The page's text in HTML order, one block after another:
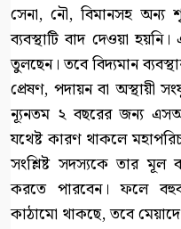
সেনা, নৌ, বিমানসহ অন্য
ব্যবস্থাটি বাদ দেওয়া
তুলছেন। তবে বিদ্যমান
প্রেষণ, পদায়ন বা অস্থায়ী
ন্যূনতম ২ বছরের জন্য
যথেষ্ট কারণ থাকলে
সংশ্লিষ্ট সদস্যকে তার মূল
করতে পারবেন। ফলে
কাঠামো থাকছে, তবে